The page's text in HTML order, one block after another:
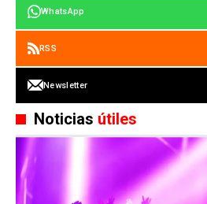
WhatsApp
RSS
Newsletter
Noticias útiles